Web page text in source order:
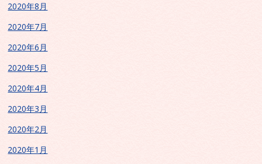
2020年8月
2020年7月
2020年6月
2020年5月
2020年4月
2020年3月
2020年2月
2020年1月